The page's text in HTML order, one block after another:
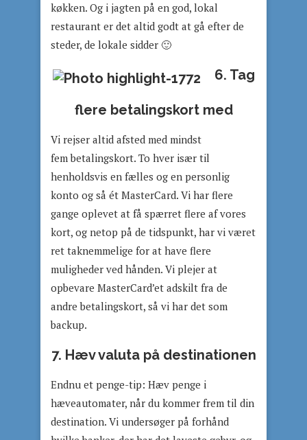
køkken. Og i jagten på en god, lokal
restaurant er det altid godt at gå efter de
steder, de lokale sidder 🙂
6. Tag
flere betalingskort med
Vi rejser altid afsted med mindst
fem betalingskort. To hver især til
henholdsvis en fælles og en personlig
konto og så ét MasterCard. Vi har flere
gange oplevet at få spærret flere af vores
kort, og netop på de tidspunkt, har vi været
ret taknemmelige for at have flere
muligheder ved hånden. Vi plejer at
opbevare MasterCard’et adskilt fra de
andre betalingskort, så vi har det som
backup.
7. Hæv valuta på destinationen
Endnu et penge-tip: Hæv penge i
hæveautomater, når du kommer frem til din
destination. Vi undersøger på forhånd